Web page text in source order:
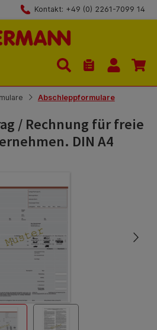
Kontakt: +49 (0) 2261-7099 14
Du hast 0
Abschleppformulare
/ Rechnung für freie
DIN A4